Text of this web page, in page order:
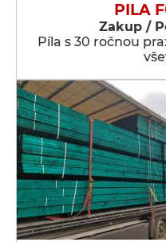
PILA
Zakup /
Píla s 30 ročnou